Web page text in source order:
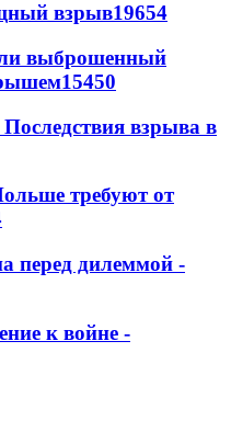
взрыв19654
выброшенный
15450
взрыва в
требуют от
перед дилеммой -
к войне -